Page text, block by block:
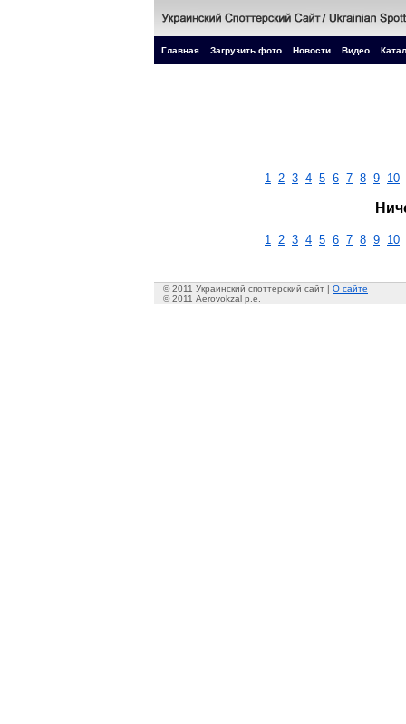
Главная Загрузить фото Новости Видео
1 2 3 4 5 6 7 8 9 10
1 2 3 4 5 6 7 8 9 10
© 2011 Украинский споттерский сайт | О сайте
© 2011 Aerovokzal p.e.